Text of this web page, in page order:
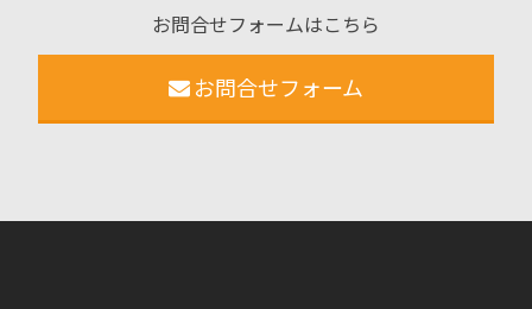
お問合せフォームはこちら
お問合せフォーム